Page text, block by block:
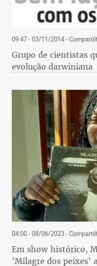
09:47 - 03/11/2014-
Grupo de cientistas
evolução darwiniana
04:00 - 08/06/2023-
Em show histórico,
'Milagre dos peixes'